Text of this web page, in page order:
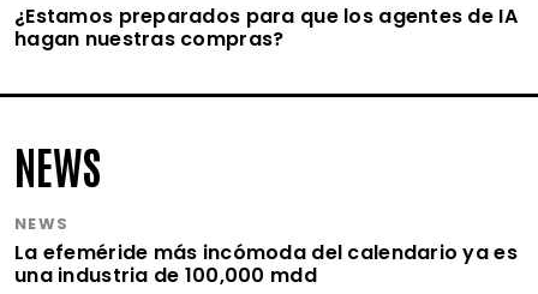
¿Estamos preparados para que los agentes de IA
hagan nuestras compras?
NEWS
NEWS
La efeméride más incómoda del calendario ya es
una industria de 100,000 mdd